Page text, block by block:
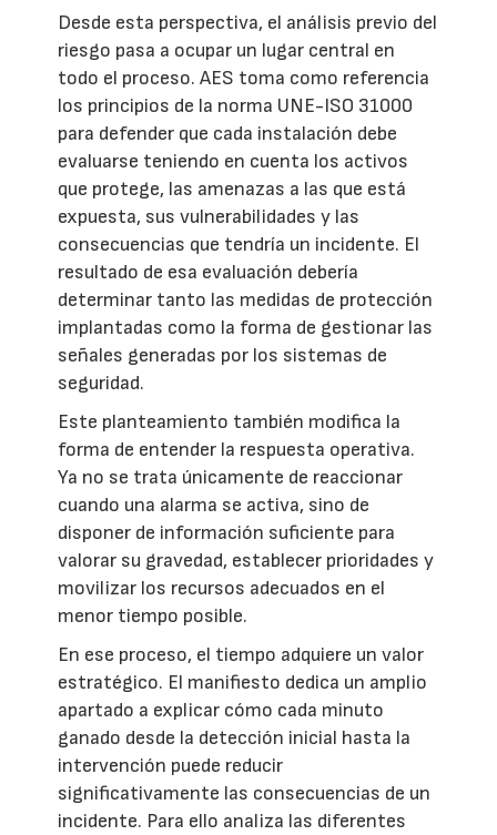
Desde esta perspectiva, el análisis previo del
riesgo pasa a ocupar un lugar central en
todo el proceso. AES toma como referencia
los principios de la norma UNE-ISO 31000
para defender que cada instalación debe
evaluarse teniendo en cuenta los activos
que protege, las amenazas a las que está
expuesta, sus vulnerabilidades y las
consecuencias que tendría un incidente. El
resultado de esa evaluación debería
determinar tanto las medidas de protección
implantadas como la forma de gestionar las
señales generadas por los sistemas de
seguridad.
Este planteamiento también modifica la
forma de entender la respuesta operativa.
Ya no se trata únicamente de reaccionar
cuando una alarma se activa, sino de
disponer de información suficiente para
valorar su gravedad, establecer prioridades y
movilizar los recursos adecuados en el
menor tiempo posible.
En ese proceso, el tiempo adquiere un valor
estratégico. El manifiesto dedica un amplio
apartado a explicar cómo cada minuto
ganado desde la detección inicial hasta la
intervención puede reducir
significativamente las consecuencias de un
incidente. Para ello analiza las diferentes